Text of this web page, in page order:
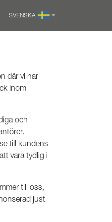
SVENSKA
där vi har
inom
och
till kundens
vara tydlig i
till oss,
just